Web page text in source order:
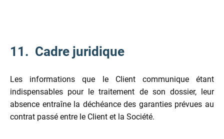
11. Cadre juridique
Les informations que le Client communique étant
indispensables pour le traitement de son dossier, leur
absence entraîne la déchéance des garanties prévues au
contrat passé entre le Client et la Société.